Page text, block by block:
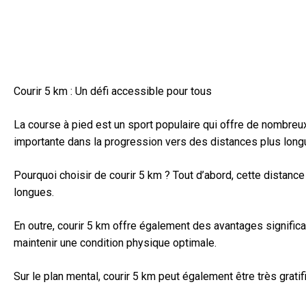
Courir 5 km : Un défi accessible pour tous
La course à pied est un sport populaire qui offre de
importante dans la progression vers des distances plus
Pourquoi choisir de courir 5 km ? Tout d’abord, cette
longues.
En outre, courir 5 km offre également des avantages
maintenir une condition physique optimale.
Sur le plan mental, courir 5 km peut également être très